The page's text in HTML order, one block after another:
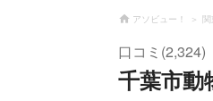
アソビュー！ 関
口コミ(2,324)
千葉市